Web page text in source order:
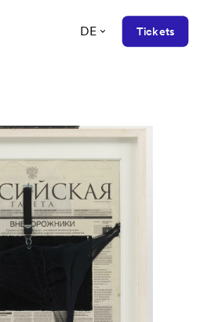
van Dam
DE Tickets